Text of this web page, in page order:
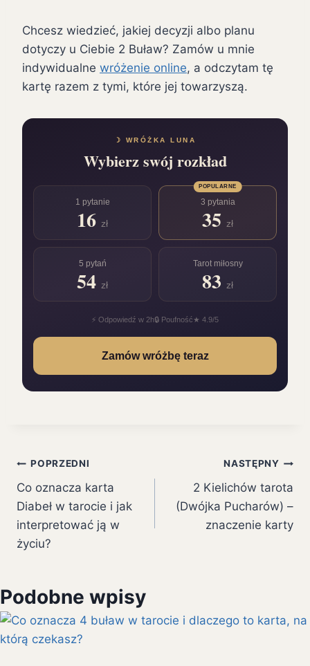
Chcesz wiedzieć, jakiej decyzji albo planu
dotyczy u Ciebie 2 Buław? Zamów u mnie
indywidualne wróżenie online, a odczytam tę
kartę razem z tymi, które jej towarzyszą.
☽ WRÓŻKA LUNA
Wybierz swój rozkład
1 pytanie
16 zł
POPULARNE
3 pytania
35 zł
5 pytań
54 zł
Tarot miłosny
83 zł
⚡ Odpowiedź w 2h🔒 Poufność★ 4.9/5
Zamów wróżbę teraz
Nawigacja
wpisu
POPRZEDNI
Co oznacza karta
Diabeł w tarocie i jak
interpretować ją w
życiu?
NASTĘPNY
2 Kielichów tarota
(Dwójka Pucharów) –
znaczenie karty
Podobne wpisy